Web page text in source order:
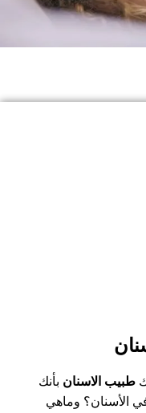
طبيب الاسنان بأنك
الأسنان؟ وماهي